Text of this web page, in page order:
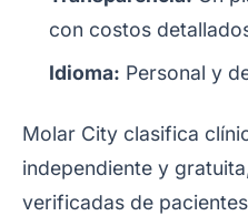
con costos
Idioma: Personal y
Molar City clasifica
independiente y
verificadas de